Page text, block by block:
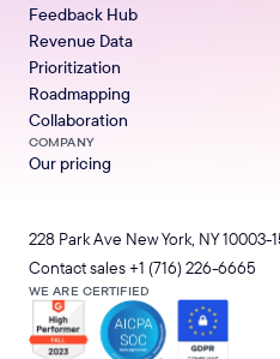
228 Park Ave New York, NY 10003-
Contact sales +1 (716) 226-6665
WE ARE CERTIFIED
Feedback Hub
Revenue Data
Prioritization
Roadmapping
Collaboration
COMPANY
Our pricing